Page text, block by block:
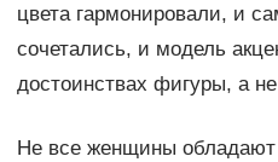
цвета гармонировали, и
сочетались, и модель
достоинствах фигуры, а
Не все женщины